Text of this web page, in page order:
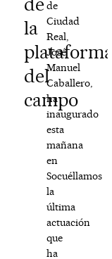
la
plataforma
del
campo
de
Ciudad
Real,
José
Manuel
Caballero,
ha
inaugurado
esta
mañana
en
Socuéllamos
la
última
actuación
que
ha